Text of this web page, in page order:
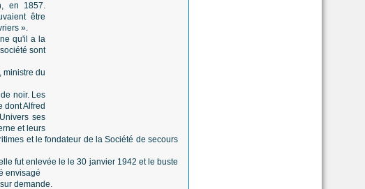
en 1857.
être
».
qu'il a la
sont
ministre du
noir. Les
dont Alfred
ses
et leurs
et le fondateur de la Société de secours
fut enlevée le le 30 janvier 1942 et le buste
envisagé
demande.